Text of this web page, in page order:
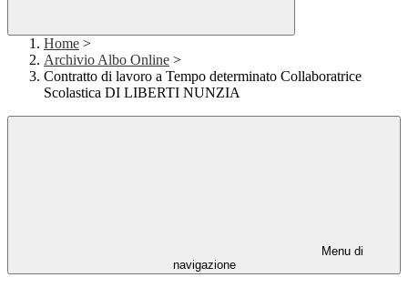
Home >
Archivio Albo Online >
Contratto di lavoro a Tempo determinato Collaboratrice
Scolastica DI LIBERTI NUNZIA
Menu di
navigazione